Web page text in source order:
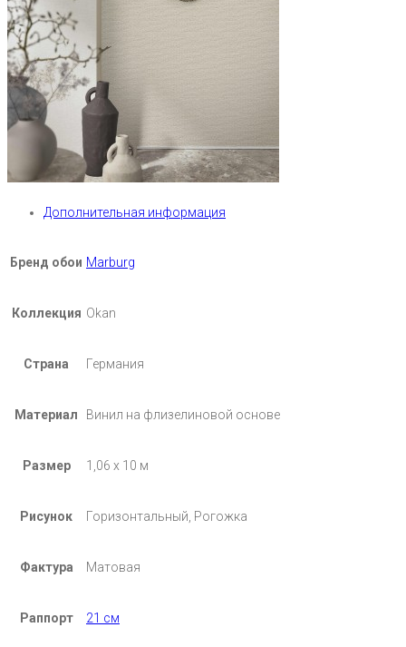
Дополнительная информация
Бренд обои Marburg
Коллекция Okan
Страна Германия
Материал Винил на флизелиновой основе
Размер 1,06 х 10 м
Рисунок Горизонтальный, Рогожка
Фактура Матовая
Раппорт 21 см